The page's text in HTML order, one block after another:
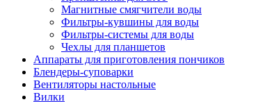
Магнитные смягчители воды
Фильтры-кувшины для воды
Фильтры-системы для воды
Чехлы для планшетов
Аппараты для приготовления пончиков
Блендеры-суповарки
Вентиляторы настольные
Вилки